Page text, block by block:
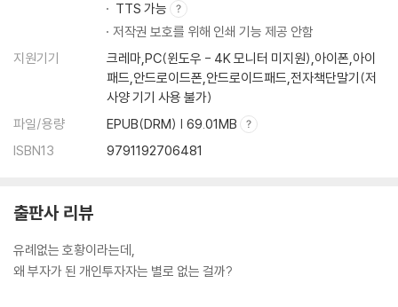
주가가 크게 올라도 손해 보는 사람의 특징
제3부. 인생의 지혜, 투자의 지혜
승부의 책임, ‘스킨 인 더 게임’
탐욕과 착각을 제어하는 가장 오래된 방법
02. 투자의 본질은 이미 옛 지혜에 담겨 있다 ?
TTS 가능
저작권 보호를 위해 인쇄 기능 제공 안함
지원기기
크레마,PC(윈도우 - 4K 모니터 미지원),아이폰,아이
패드,안드로이드폰,안드로이드패드,전자책단말기(저
사양 기기 사용 불가)
파일/용량
EPUB(DRM) | 69.01MB
ISBN13
9791192706481
출판사 리뷰
유례없는 호황이라는데,
왜 부자가 된 개인투자자는 별로 없는 걸까?